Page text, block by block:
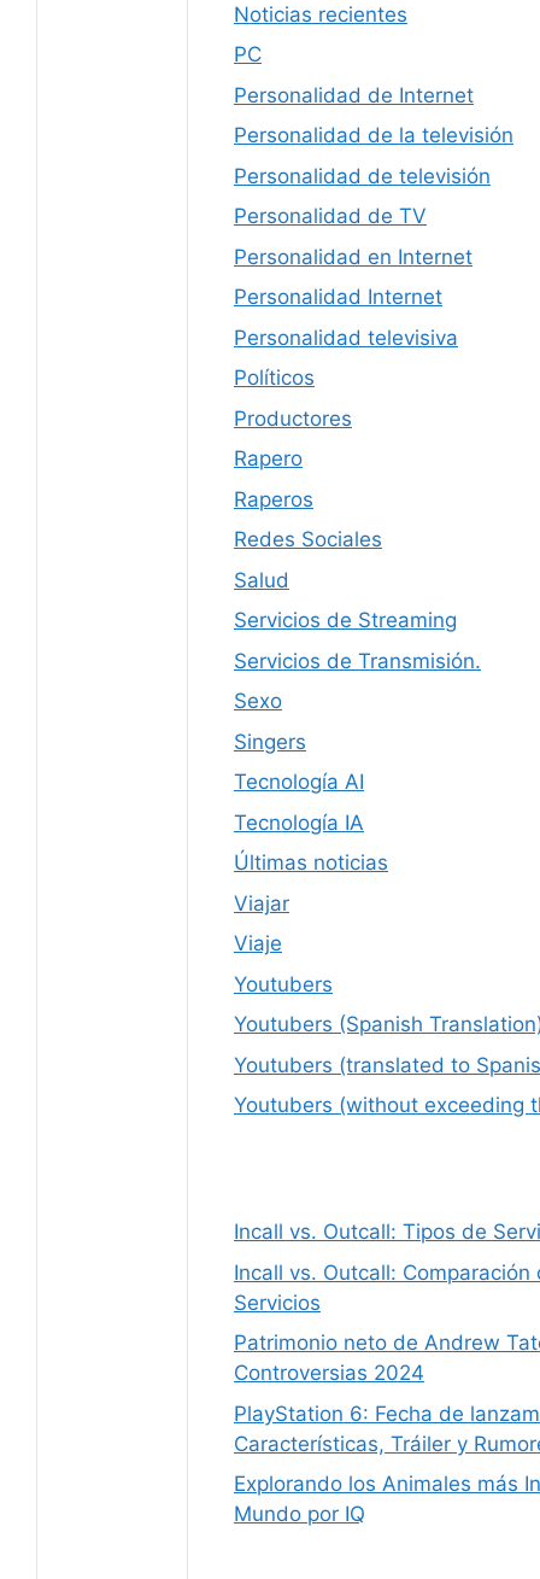
Noticias recientes
PC
Personalidad de Internet
Personalidad de la televisión
Personalidad de televisión
Personalidad de TV
Personalidad en Internet
Personalidad Internet
Personalidad televisiva
Políticos
Productores
Rapero
Raperos
Redes Sociales
Salud
Servicios de Streaming
Servicios de Transmisión.
Sexo
Singers
Tecnología AI
Tecnología IA
Últimas noticias
Viajar
Viaje
Youtubers
Youtubers (Spanish
Youtubers (translated to
Youtubers (without exceeding
Incall vs. Outcall: Tipos de
Incall vs. Outcall: Comparación
Servicios
Patrimonio neto de Andrew
Controversias 2024
PlayStation 6: Fecha de
Características, Tráiler y
Explorando los Animales más
Mundo por IQ